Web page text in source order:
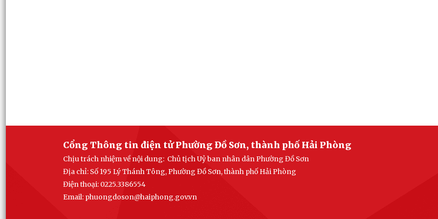
Cổng Thông tin điện tử Phường Đồ Sơn, thành phố Hải Phòng
Chịu trách nhiệm về nội dung: Chủ tịch Uỷ ban nhân dân Phường Đồ Sơn
Địa chỉ: Số 195 Lý Thánh Tông, Phường Đồ Sơn, thành phố Hải Phòng
Điện thoại: 0225.3386554
Email: phuongdoson@haiphong.gov.vn